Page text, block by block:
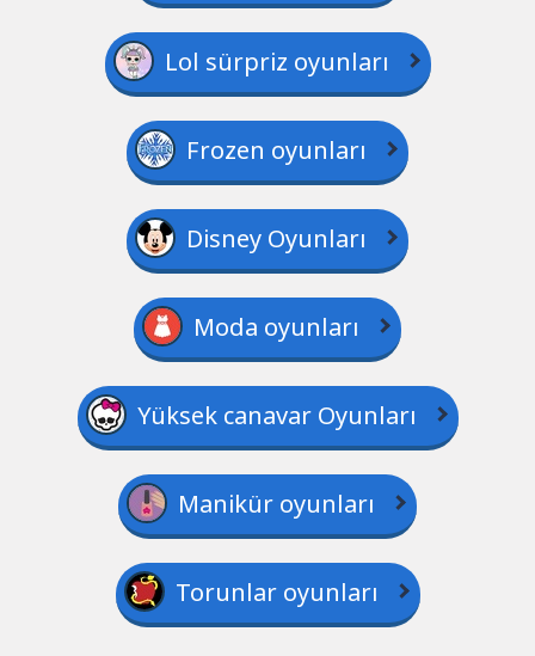
Lol sürpriz oyunları
Frozen oyunları
Disney Oyunları
Moda oyunları
Yüksek canavar Oyunları
Manikür oyunları
Torunlar oyunları